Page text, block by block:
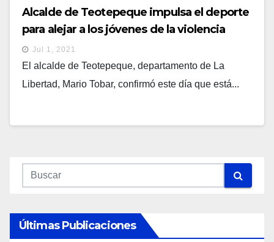
Alcalde de Teotepeque impulsa el deporte
para alejar a los jóvenes de la violencia
Jul 1, 2021
El alcalde de Teotepeque, departamento de La
Libertad, Mario Tobar, confirmó este día que está...
Últimas Publicaciones